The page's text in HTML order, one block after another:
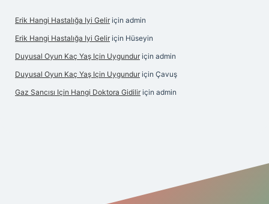
Erik Hangi Hastalığa Iyi Gelir için admin
Erik Hangi Hastalığa Iyi Gelir için Hüseyin
Duyusal Oyun Kaç Yaş Için Uygundur için admin
Duyusal Oyun Kaç Yaş Için Uygundur için Çavuş
Gaz Sancısı Için Hangi Doktora Gidilir için admin